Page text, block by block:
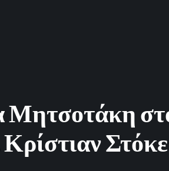
Μητσοτάκη